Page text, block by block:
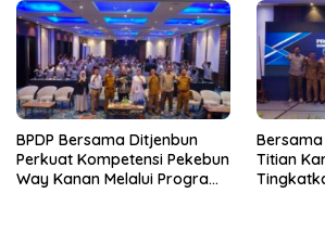
BPDP Bersama Ditjenbun
Perkuat Kompetensi Pekebun
Way Kanan Melalui Program
Titian